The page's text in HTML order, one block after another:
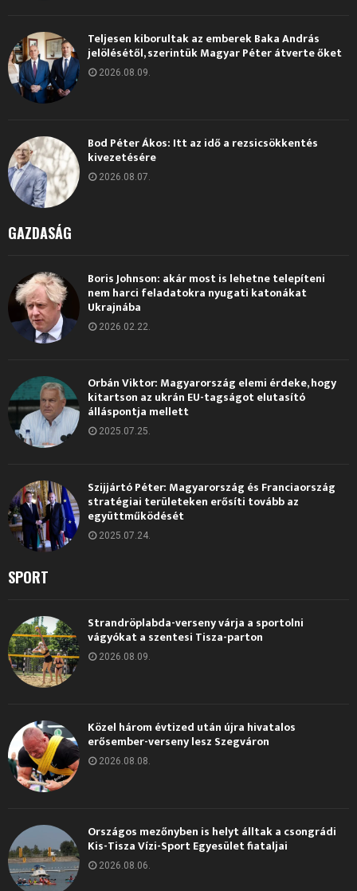
Teljesen kiborultak az emberek Baka András
jelölésétől, szerintük Magyar Péter átverte őket
2026.08.09.
Bod Péter Ákos: Itt az idő a rezsicsökkentés
kivezetésére
2026.08.07.
GAZDASÁG
Boris Johnson: akár most is lehetne telepíteni
nem harci feladatokra nyugati katonákat
Ukrajnába
2026.02.22.
Orbán Viktor: Magyarország elemi érdeke, hogy
kitartson az ukrán EU-tagságot elutasító
álláspontja mellett
2025.07.25.
Szijjártó Péter: Magyarország és Franciaország
stratégiai területeken erősíti tovább az
együttműködését
2025.07.24.
SPORT
Strandröplabda-verseny várja a sportolni
vágyókat a szentesi Tisza-parton
2026.08.09.
Közel három évtized után újra hivatalos
erősember-verseny lesz Szegváron
2026.08.08.
Országos mezőnyben is helyt álltak a csongrádi
Kis-Tisza Vízi-Sport Egyesület fiataljai
2026.08.06.